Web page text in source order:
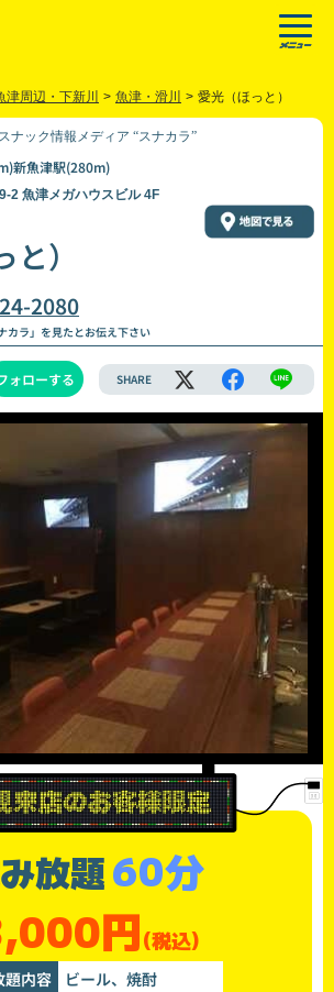
津周辺・下新川 > 魚津・滑川 > 愛光（ほっと）
ナック情報メディア “スナカラ”
新魚津駅(280m)
2 魚津メガハウスビル 4F
）
2080
カラ」を見たとお伝え下さい
ォローする SHARE
放題60分
円(税込)
題内容
ビール、焼酎